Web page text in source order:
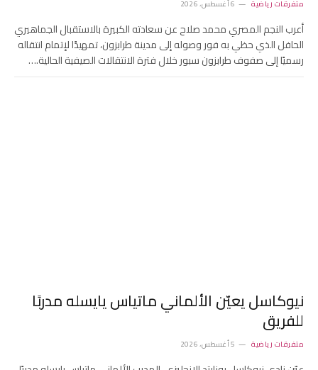
متفرقات رياضية 6 أغسطس، 2026
أعرب النجم المصري محمد صلاح عن سعادته الكبيرة بالاستقبال الجماهيري
الحافل الذي حظي به فور وصوله إلى مدينة طرابزون، تمهيدًا لإتمام انتقاله
رسميًا إلى صفوف طرابزون سبور خلال فترة الانتقالات الصيفية الحالية.…
نيوكاسل يعيّن الألماني ماتياس يايسله مدربًا
للفريق
متفرقات رياضية 5 أغسطس، 2026